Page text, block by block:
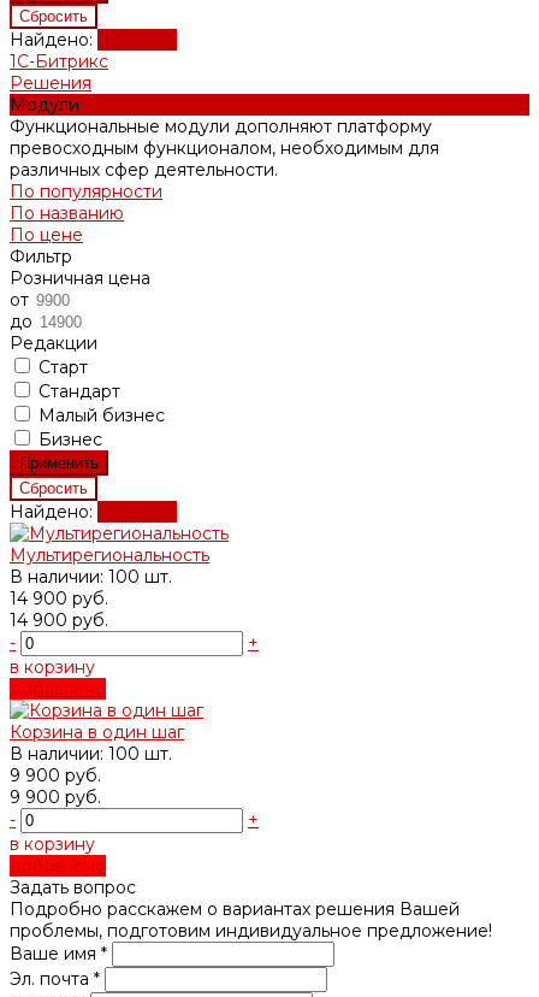
Найдено:
1С-Битрикс
Решения
Модули
Функциональные модули дополняют платформу
превосходным функционалом, необходимым для
различных сфер деятельности.
По популярности
По названию
По цене
Фильтр
Розничная цена
от
до
Редакции
Старт
Стандарт
Малый бизнес
Бизнес
Найдено:
Мультирегиональность
В наличии: 100 шт.
14 900 руб.
14 900 руб.
-
+
в корзину
добавлено
Корзина в один шаг
В наличии: 100 шт.
9 900 руб.
9 900 руб.
-
+
в корзину
добавлено
Задать вопрос
Подробно расскажем о вариантах решения Вашей
проблемы, подготовим индивидуальное предложение!
Ваше имя *
Эл. почта *